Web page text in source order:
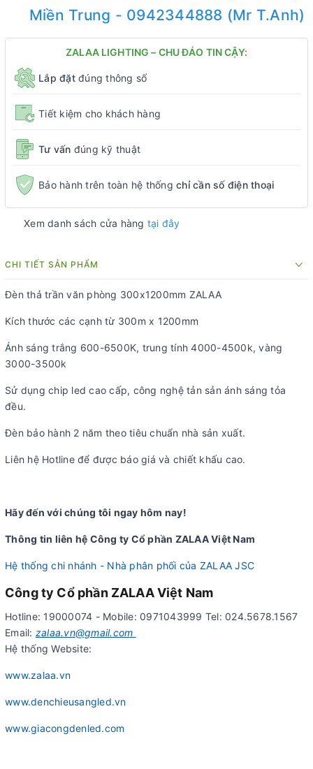
Miền Trung - 0942344888 (Mr T.Anh)
ZALAA LIGHTING – CHU ĐÁO TIN CẬY:
Lắp đặtđúng thông số
Tiết kiệm cho khách hàng
Tư vấn đúng kỹ thuật
Bảo hành trên toàn hệ thống chỉ cần số điện thoại
Xem danh sách cửa hàng tại đây
CHI TIẾT SẢN PHẨM
Đèn thả trần văn phòng 300x1200mm ZALAA
Kích thước các cạnh từ 300m x 1200mm
Ánh sáng trắng 600-6500K, trung tính 4000-4500k, vàng
3000-3500k
Sử dụng chip led cao cấp, công nghệ tản sản ánh sáng tỏa
đều.
Đèn bảo hành 2 năm theo tiêu chuẩn nhà sản xuất.
Liên hệ Hotline để được báo giá và chiết khấu cao.
Hãy đến với chúng tôi ngay hôm nay!
Thông tin liên hệ Công ty Cổ phần ZALAA Việt Nam
Hệ thống chi nhánh - Nhà phân phối của ZALAA JSC
Công ty Cổ phần ZALAA Việt Nam
Hotline: 19000074 - Mobile: 0971043999 Tel: 024.5678.1567
Email: zalaa.vn@gmail.com
Hệ thống Website:
www.zalaa.vn
www.denchieusangled.vn
www.giacongdenled.com